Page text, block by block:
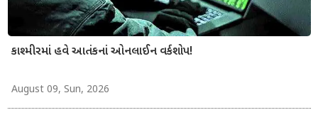
કાશ્મીરમાં હવે આતંકનાં ઓનલાઈન વર્કશોપ!
August 09, Sun, 2026